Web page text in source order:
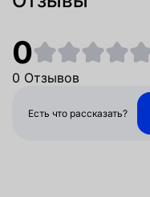
0
0 Отзывов
Есть что рассказать?